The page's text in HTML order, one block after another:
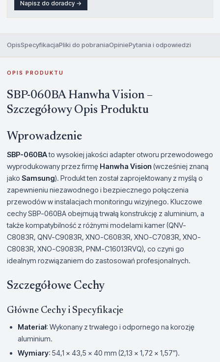
Napisz do doradcy →
OpisSpecyfikacjaPliki do pobraniaOpiniePytania i odpowiedzi
OPIS PRODUKTU
SBP-060BA Hanwha Vision –
Szczegółowy Opis Produktu
Wprowadzenie
SBP-060BAto wysokiej jakości adapter otworu przewodowego
wyprodukowany przez firmę Hanwha Vision (wcześniej znaną
jako Samsung). Produkt ten został zaprojektowany z myślą o
zapewnieniu niezawodnego i bezpiecznego połączenia
przewodów w instalacjach monitoringu wizyjnego. Kluczowe
cechy SBP-060BA obejmują trwałą konstrukcję z aluminium, a
także kompatybilność z różnymi modelami kamer (QNV-
C8083R, QNV-C9083R, XNO-C6083R, XNO-C7083R, XNO-
C8083R, XNO-C9083R, PNM-C16013RVQ), co czyni go
idealnym rozwiązaniem do zastosowań profesjonalnych.
Szczegółowe Cechy
Główne Cechy i Specyfikacje
Materiał: Wykonany z trwałego i odpornego na korozję
aluminium.
Wymiary: 54,1 x 43,5 x 40 mm (2,13 x 1,72 x 1,57”).